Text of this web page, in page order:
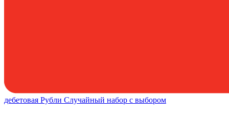
дебетовая Рубли Случайный набор с выбором